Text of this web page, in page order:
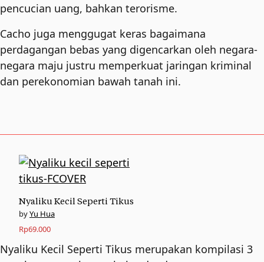
pencucian uang, bahkan terorisme.
Cacho juga menggugat keras bagaimana
perdagangan bebas yang digencarkan oleh negara-
negara maju justru memperkuat jaringan kriminal
dan perekonomian bawah tanah ini.
Nyaliku Kecil Seperti Tikus
Yu Hua
Rp69.000
Nyaliku Kecil Seperti Tikus merupakan kompilasi 3